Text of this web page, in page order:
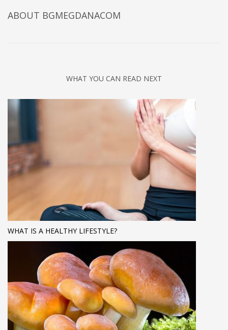
ABOUT BGMEGDANACOM
WHAT YOU CAN READ NEXT
WHAT IS A HEALTHY LIFESTYLE?